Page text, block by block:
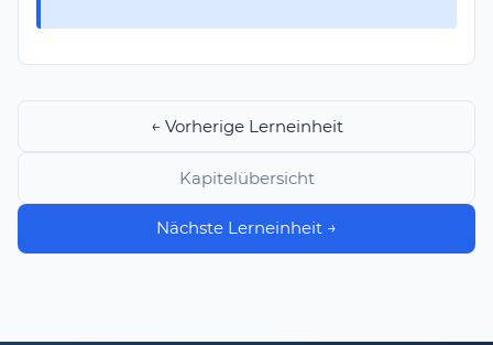
← Vorherige Lerneinheit
Kapitelübersicht
Nächste Lerneinheit →